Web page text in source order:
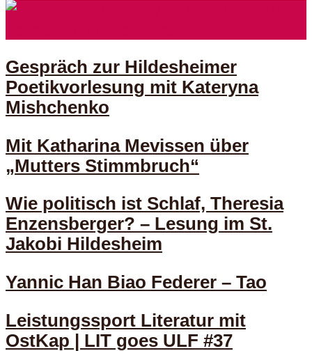
Gespräch zur Hildesheimer
Poetikvorlesung mit Kateryna
Mishchenko
Mit Katharina Mevissen über
„Mutters Stimmbruch“
Wie politisch ist Schlaf, Theresia
Enzensberger? – Lesung im St.
Jakobi Hildesheim
Yannic Han Biao Federer – Tao
Leistungssport Literatur mit
OstKap | LIT goes ULF #37